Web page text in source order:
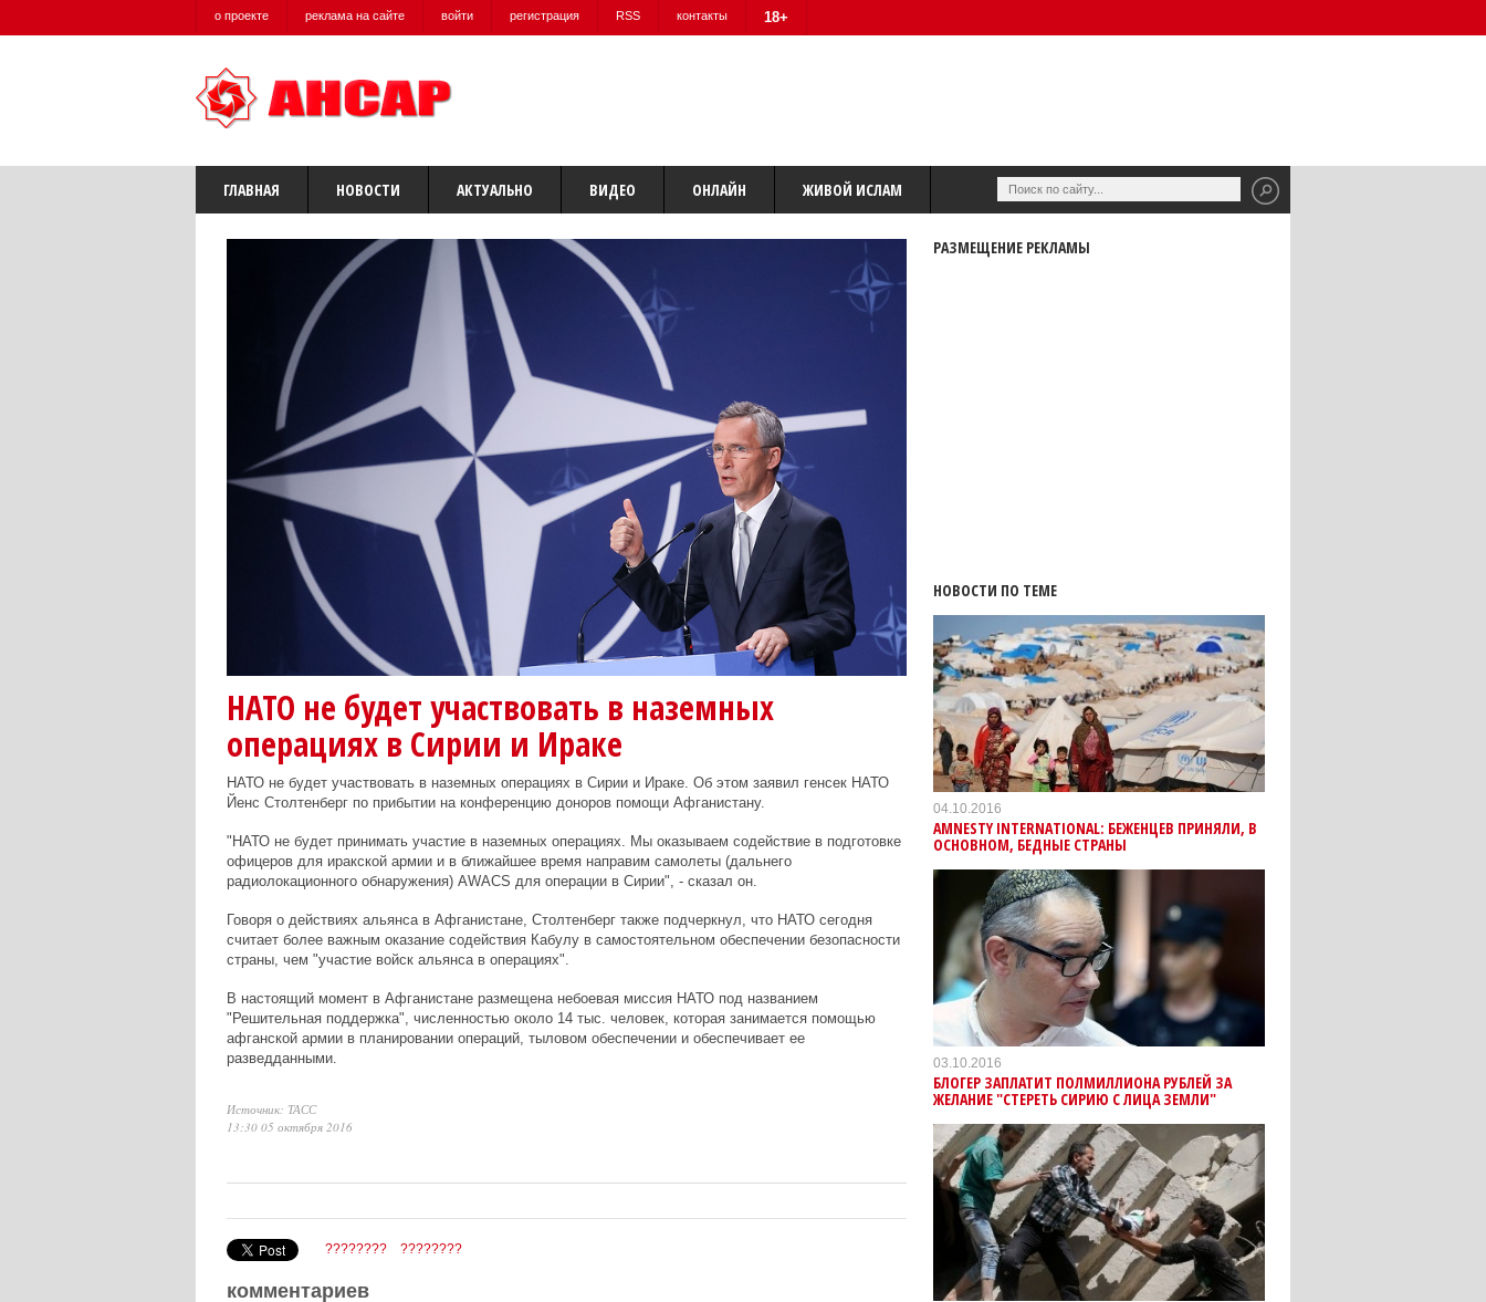
о проекте реклама на сайте войти регистрация RSS контакты 18+
ГЛАВНАЯ НОВОСТИ АКТУАЛЬНО ВИДЕО ОНЛАЙН ЖИВОЙ ИСЛАМ
НАТО не будет участвовать в наземных
операциях в Сирии и Ираке
НАТО не будет участвовать в наземных операциях в Сирии и Ираке. Об этом заявил генсек НАТО
Йенс Столтенберг по прибытии на конференцию доноров помощи Афганистану.
"НАТО не будет принимать участие в наземных операциях. Мы оказываем содействие в подготовке
офицеров для иракской армии и в ближайшее время направим самолеты (дальнего
радиолокационного обнаружения) AWACS для операции в Сирии", - сказал он.
Говоря о действиях альянса в Афганистане, Столтенберг также подчеркнул, что НАТО сегодня
считает более важным оказание содействия Кабулу в самостоятельном обеспечении безопасности
страны, чем "участие войск альянса в операциях".
В настоящий момент в Афганистане размещена небоевая миссия НАТО под названием
"Решительная поддержка", численностью около 14 тыс. человек, которая занимается помощью
афганской армии в планировании операций, тыловом обеспечении и обеспечивает ее
разведданными.
Источник: ТАСС
13:30 05 октября 2016
???????? ????????
комментариев
РАЗМЕЩЕНИЕ РЕКЛАМЫ
НОВОСТИ ПО ТЕМЕ
04.10.2016
AMNESTY INTERNATIONAL: БЕЖЕНЦЕВ ПРИНЯЛИ, В
ОСНОВНОМ, БЕДНЫЕ СТРАНЫ
03.10.2016
БЛОГЕР ЗАПЛАТИТ ПОЛМИЛЛИОНА РУБЛЕЙ ЗА
ЖЕЛАНИЕ "СТЕРЕТЬ СИРИЮ С ЛИЦА ЗЕМЛИ"